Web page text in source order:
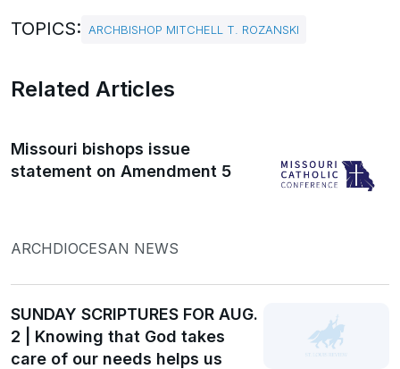
TOPICS: ARCHBISHOP MITCHELL T. ROZANSKI
Related Articles
Missouri bishops issue
statement on Amendment 5
ARCHDIOCESAN NEWS
SUNDAY SCRIPTURES FOR AUG.
2 | Knowing that God takes
care of our needs helps us